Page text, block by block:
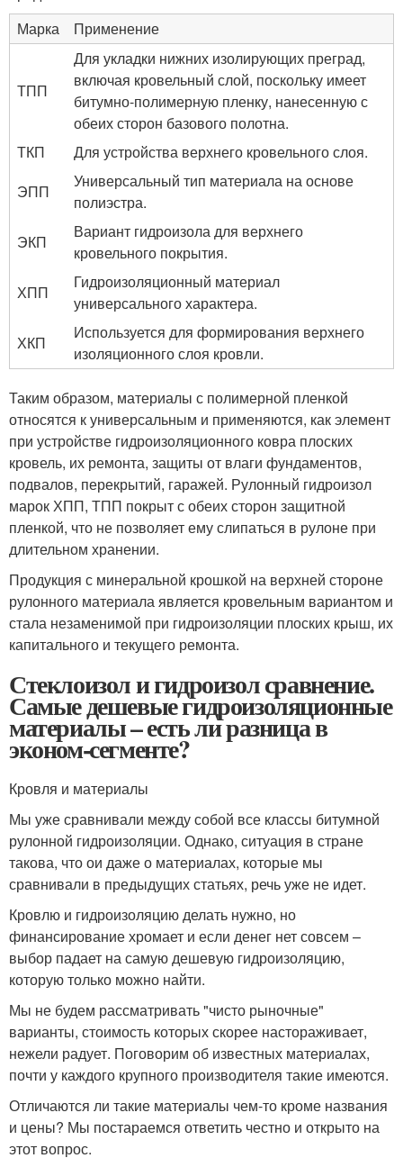
Марка
Применение
ТПП
Для укладки нижних изолирующих преград,
включая кровельный слой, поскольку имеет
битумно-полимерную пленку, нанесенную с
обеих сторон базового полотна.
ТКП
Для устройства верхнего кровельного слоя.
ЭПП
Универсальный тип материала на основе
полиэстра.
ЭКП
Вариант гидроизола для верхнего
кровельного покрытия.
ХПП
Гидроизоляционный материал
универсального характера.
ХКП
Используется для формирования верхнего
изоляционного слоя кровли.
Таким образом, материалы с полимерной пленкой
относятся к универсальным и применяются, как элемент
при устройстве гидроизоляционного ковра плоских
кровель, их ремонта, защиты от влаги фундаментов,
подвалов, перекрытий, гаражей. Рулонный гидроизол
марок ХПП, ТПП покрыт с обеих сторон защитной
пленкой, что не позволяет ему слипаться в рулоне при
длительном хранении.
Продукция с минеральной крошкой на верхней стороне
рулонного материала является кровельным вариантом и
стала незаменимой при гидроизоляции плоских крыш, их
капитального и текущего ремонта.
Стеклоизол и гидроизол сравнение.
Самые дешевые гидроизоляционные
материалы – есть ли разница в
эконом-сегменте?
Кровля и материалы
Мы уже сравнивали между собой все классы битумной
рулонной гидроизоляции. Однако, ситуация в стране
такова, что ои даже о материалах, которые мы
сравнивали в предыдущих статьях, речь уже не идет.
Кровлю и гидроизоляцию делать нужно, но
финансирование хромает и если денег нет совсем –
выбор падает на самую дешевую гидроизоляцию,
которую только можно найти.
Мы не будем рассматривать "чисто рыночные"
варианты, стоимость которых скорее настораживает,
нежели радует. Поговорим об известных материалах,
почти у каждого крупного производителя такие имеются.
Отличаются ли такие материалы чем-то кроме названия
и цены? Мы постараемся ответить честно и открыто на
этот вопрос.